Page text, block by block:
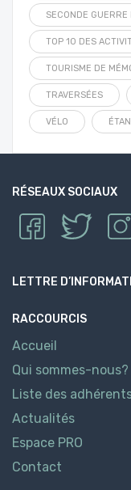
SECONDE GUERRE
TOP 10 DES
TOURISME DE
TRAVERSÉES
VÉLO
RÉSEAUX SOCIAUX
LETTRE
RACCOURCIS
Accueil
Qui sommes-nous?
Liste des
Actualités
Espace PRO
Contact